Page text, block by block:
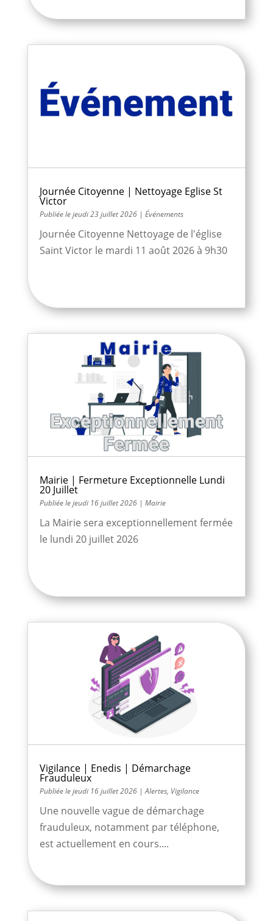
Journée Citoyenne | Nettoyage Eglise St
Victor
jeudi 23 juillet 2026| Événements
Journée Citoyenne Nettoyage de l'église
Saint Victor le mardi 11 août 2026 à 9h30
Mairie | Fermeture Exceptionnelle Lundi
20 Juillet
jeudi 16 juillet 2026| Mairie
La Mairie sera exceptionnellement fermée
le lundi 20 juillet 2026
Vigilance | Enedis | Démarchage
Frauduleux
jeudi 16 juillet 2026|Alertes, Vigilance
Une nouvelle vague de démarchage
frauduleux, notamment par téléphone,
est actuellement en cours....